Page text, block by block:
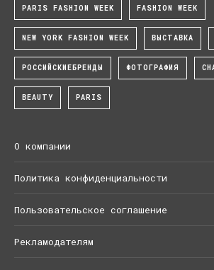
PARIS FASHION WEEK FASHION WEEK
NEW YORK FASHION WEEK ВЫСТАВКА
РОССИЙСКИЕБРЕНДЫ ФОТОГРАФИЯ
BEAUTY PARIS
О компании
Политика конфиденциальности
Пользовательское соглашение
Рекламодателям